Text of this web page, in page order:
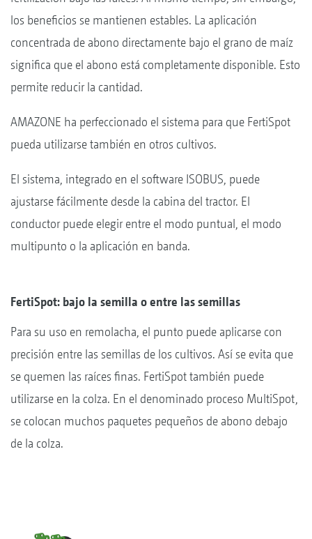
los beneficios se mantienen estables. La aplicación
concentrada de abono directamente bajo el grano de maíz
significa que el abono está completamente disponible. Esto
permite reducir la cantidad.
AMAZONE ha perfeccionado el sistema para que FertiSpot
pueda utilizarse también en otros cultivos.
El sistema, integrado en el software ISOBUS, puede
ajustarse fácilmente desde la cabina del tractor. El
conductor puede elegir entre el modo puntual, el modo
multipunto o la aplicación en banda.
FertiSpot: bajo la semilla o entre las semillas
Para su uso en remolacha, el punto puede aplicarse con
precisión entre las semillas de los cultivos. Así se evita que
se quemen las raíces finas. FertiSpot también puede
utilizarse en la colza. En el denominado proceso MultiSpot,
se colocan muchos paquetes pequeños de abono debajo
de la colza.